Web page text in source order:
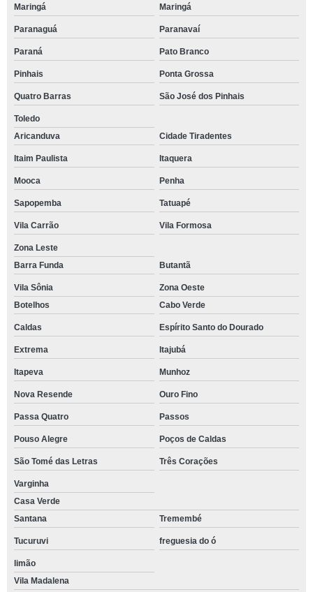
Maringá Maringá
Paranaguá Paranavaí
Paraná Pato Branco
Pinhais Ponta Grossa
Quatro Barras São José dos Pinhais
Toledo
Aricanduva
Cidade Tiradentes
Itaim Paulista Itaquera
Mooca Penha
Sapopemba Tatuapé
Vila Carrão Vila Formosa
Zona Leste
Barra Funda
Butantã
Vila Sônia
Zona Oeste
Botelhos
Cabo Verde
Caldas Espírito Santo do Dourado
Extrema Itajubá
Itapeva Munhoz
Nova Resende Ouro Fino
Passa Quatro Passos
Pouso Alegre Poços de Caldas
São Tomé das Letras Três Corações
Varginha
Casa Verde
Santana
Tremembé
Tucuruvi freguesia do ó
limão
Vila Madalena